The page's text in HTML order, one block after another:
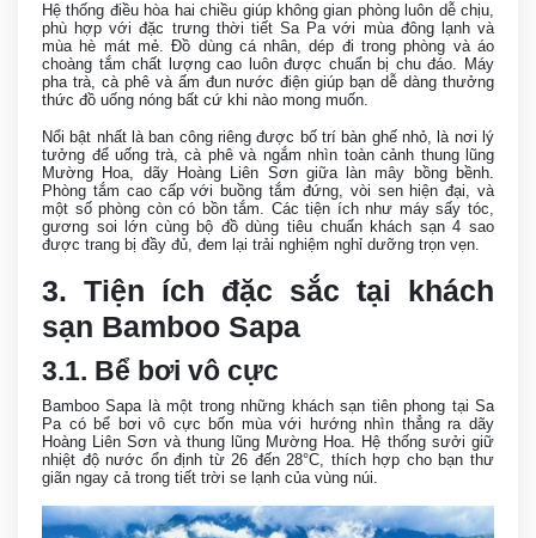
Hệ thống điều hòa hai chiều giúp không gian phòng luôn dễ chịu,
phù hợp với đặc trưng thời tiết Sa Pa với mùa đông lạnh và
mùa hè mát mẻ. Đồ dùng cá nhân, dép đi trong phòng và áo
choàng tắm chất lượng cao luôn được chuẩn bị chu đáo. Máy
pha trà, cà phê và ấm đun nước điện giúp bạn dễ dàng thưởng
thức đồ uống nóng bất cứ khi nào mong muốn.
Nổi bật nhất là ban công riêng được bố trí bàn ghế nhỏ, là nơi lý
tưởng để uống trà, cà phê và ngắm nhìn toàn cảnh thung lũng
Mường Hoa, dãy Hoàng Liên Sơn giữa làn mây bồng bềnh.
Phòng tắm cao cấp với buồng tắm đứng, vòi sen hiện đại, và
một số phòng còn có bồn tắm. Các tiện ích như máy sấy tóc,
gương soi lớn cùng bộ đồ dùng tiêu chuẩn khách sạn 4 sao
được trang bị đầy đủ, đem lại trải nghiệm nghỉ dưỡng trọn vẹn.
3. Tiện ích đặc sắc tại khách
sạn Bamboo Sapa
3.1. Bể bơi vô cực
Bamboo Sapa là một trong những khách sạn tiên phong tại Sa
Pa có bể bơi vô cực bốn mùa với hướng nhìn thẳng ra dãy
Hoàng Liên Sơn và thung lũng Mường Hoa. Hệ thống sưởi giữ
nhiệt độ nước ổn định từ 26 đến 28°C, thích hợp cho bạn thư
giãn ngay cả trong tiết trời se lạnh của vùng núi.